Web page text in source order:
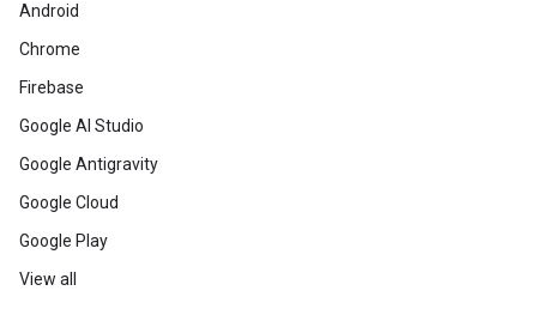
Android
Chrome
Firebase
Google AI Studio
Google Antigravity
Google Cloud
Google Play
View all